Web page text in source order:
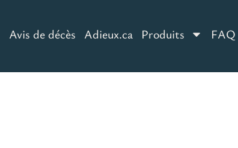
Avis de décès Adieux.ca Produits FAQ